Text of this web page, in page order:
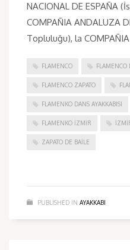
NACIONAL DE ESPAÑA
COMPAÑIA ANDALUZA
Topluluğu), la
FLAMENCO FLAMENCO
FLAMENCO ZAPATO
FLAMENKO DANS AYAKKABISI
FLAMENKO IZMIR
ZAPATO DE BAILE
PUBLISHED IN AYAKKABI